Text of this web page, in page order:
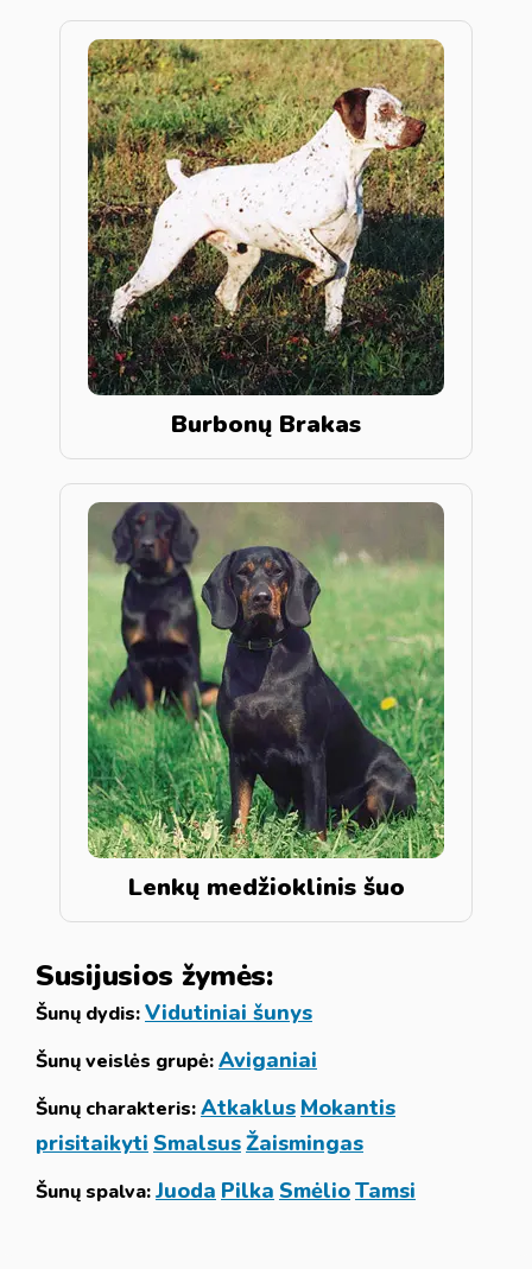
Burbonų Brakas
Lenkų medžioklinis šuo
Susijusios žymės:
Šunų dydis:Vidutiniai šunys
Šunų veislės grupė:Aviganiai
Šunų charakteris:Atkaklus Mokantis
prisitaikyti SmalsusŽaismingas
Šunų spalva:Juoda Pilka SmėlioTamsi